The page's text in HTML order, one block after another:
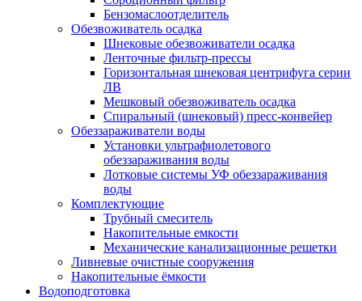
Бензомаслоотделитель
Обезвоживатель осадка
Шнековые обезвоживатели осадка
Ленточные фильтр-прессы
Горизонтальная шнековая центрифуга серии
ЛВ
Мешковый обезвоживатель осадка
Спиральный (шнековый) пресс-конвейер
Обеззараживатели воды
Установки ультрафиолетового
обеззараживания воды
Лотковые системы УФ обеззараживания
воды
Комплектующие
Трубный смеситель
Накопительные емкости
Механические канализационные решетки
Ливневые очистные сооружения
Накопительные ёмкости
Водоподготовка